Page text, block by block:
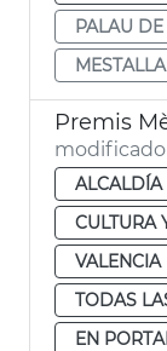
PALAU
MESTALLA
Premis
modificado
ALCALDÍA
CULTURA
VALENCIA
TODAS
EN